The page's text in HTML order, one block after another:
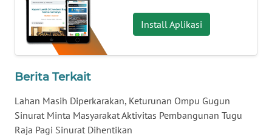
Install Aplikasi
Berita Terkait
Lahan Masih Diperkarakan, Keturunan Ompu Gugun
Sinurat Minta Masyarakat Aktivitas Pembangunan Tugu
Raja Pagi Sinurat Dihentikan
WN
BABEL
SUMBAR
WN
SUMSEL